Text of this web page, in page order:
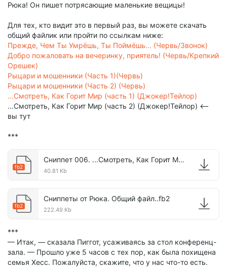
Рюка! Он пишет потрясающие маленькие вещицы!
Для тех, кто видит это в первый раз, вы можете скачать
общий файлик или пройти по ссылкам ниже:
Прежде, Чем Ты Умрёшь, Ты Поймёшь... (Червь/Звонок)
Добро пожаловать на вечеринку, приятель! (Червь/Крепкий
Орешек)
Рыцари и мошенники (Часть 1)(Червь)
Рыцари и мошенники (Часть 2) (Червь)
...Смотреть, Как Горит Мир (часть 1) (Джокер!Тейлор)
...Смотреть, Как Горит Мир (часть 2) (Джокер!Тейлор) <--
вы тут
***
fb2
Сниппет 006. ...Смотреть, Как Горит Мир (часть 2)(Джокер-Тейлор).fb2
40.81 Kb
fb2
Сниппеты от Рюка. Общий файл..fb2
222.49 Kb
***
— Итак, — сказала Пиггот, усаживаясь за стол конференц-
зала. — Прошло уже 5 часов с тех пор, как была похищена
семья Хесс. Пожалуйста, скажите, что у нас что-то есть.